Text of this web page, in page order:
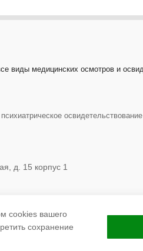
виды медицинских осмотров и
д. 15 корпус 1
cookies вашего
сохранение